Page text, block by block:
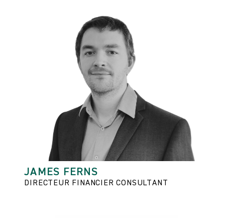
JAMES FERNS
DIRECTEUR FINANCIER CONSULTANT